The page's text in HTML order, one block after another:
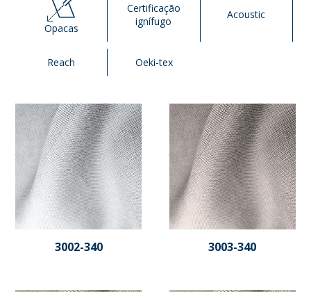
Opacas
Certificação
ignífugo
Acoustic
Reach Oeki-tex
3002-340 3003-340